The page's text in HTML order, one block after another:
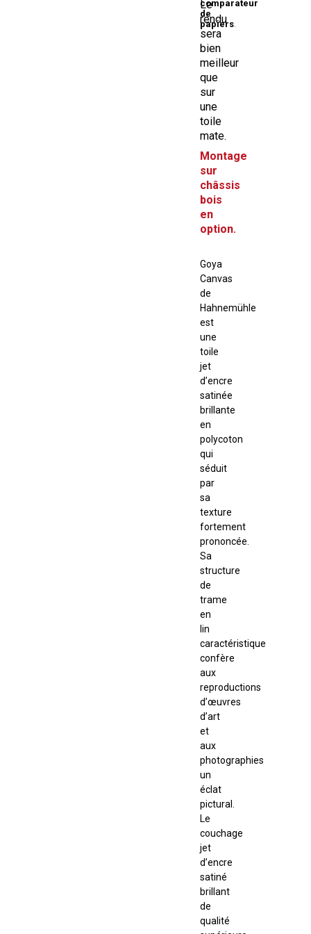
Le
rendu
sera
bien
meilleur
que
sur
une
toile
mate.
Montage
sur
châssis
bois
en
option.
Goya
Canvas
de
Hahnemühle
est
une
toile
jet
d’encre
satinée
brillante
en
polycoton
qui
séduit
par
sa
texture
fortement
prononcée.
Sa
structure
de
trame
en
lin
caractéristique
confère
aux
reproductions
d’œuvres
d’art
et
aux
photographies
un
éclat
pictural.
Le
couchage
jet
d’encre
satiné
brillant
de
qualité
comparateur
de
papiers.